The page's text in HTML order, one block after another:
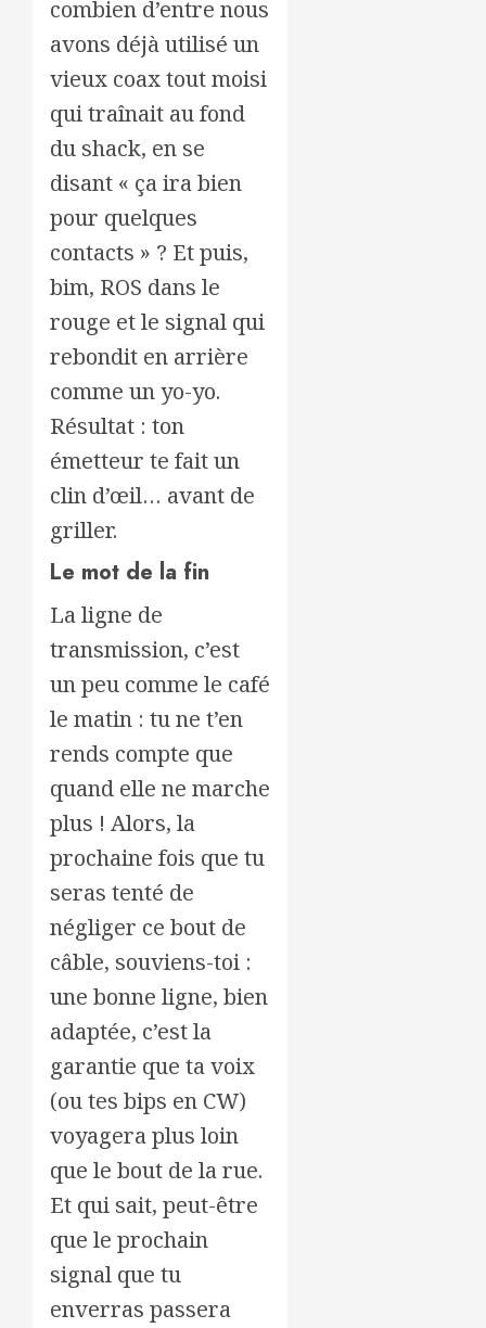
combien d’entre nous
avons déjà utilisé un
vieux coax tout moisi
qui traînait au fond
du shack, en se
disant « ça ira bien
pour quelques
contacts » ? Et puis,
bim, ROS dans le
rouge et le signal qui
rebondit en arrière
comme un yo-yo.
Résultat : ton
émetteur te fait un
clin d’œil… avant de
griller.
Le mot de la fin
La ligne de
transmission, c’est
un peu comme le café
le matin : tu ne t’en
rends compte que
quand elle ne marche
plus ! Alors, la
prochaine fois que tu
seras tenté de
négliger ce bout de
câble, souviens-toi :
une bonne ligne, bien
adaptée, c’est la
garantie que ta voix
(ou tes bips en CW)
voyagera plus loin
que le bout de la rue.
Et qui sait, peut-être
que le prochain
signal que tu
enverras passera